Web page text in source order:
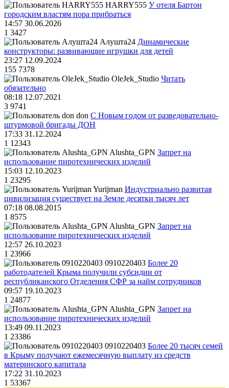
HARRY555 У отеля Бартон
городским властям пора прибраться
14:57 30.06.2026
1 3427
Алушта24 Динамические
конструкторы: развивающие игрушки для детей
23:27 12.09.2024
155 7378
OleJek_Studio Читать
обязательно
08:18 12.07.2021
3 9741
don С Новым годом от разведовательно-
штурмовой бригады ДОН
17:33 31.12.2024
1 12343
Alushta_GPN Запрет на
использование пиротехнических изделий
15:03 12.10.2023
1 23295
Yurijman Индустриально развитая
цивилизация существует на Земле десятки тысяч лет
07:18 08.08.2015
1 8575
Alushta_GPN Запрет на
использование пиротехнических изделий
12:57 26.10.2023
1 23966
0910220403 Более 20
работодателей Крыма получили субсидии от
республиканского Отделения СФР за найм сотрудников
09:57 19.10.2023
1 24877
Alushta_GPN Запрет на
использование пиротехнических изделий
13:49 09.11.2023
1 23386
0910220403 Более 20 тысяч семей
в Крыму получают ежемесячную выплату из средств
материнского капитала
17:22 31.10.2023
1 53367